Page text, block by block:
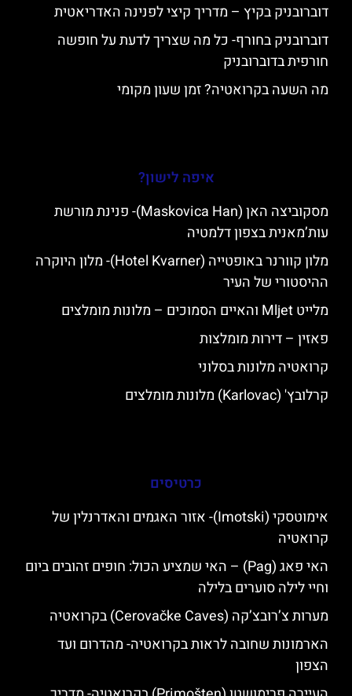
דוברובניק בקיץ – מדריך קיצי לפנינה האדריאטית
דוברובניק בחורף- כל מה שצריך לדעת על חופשה
חורפית בדוברובניק
מה השעה בקרואטיה? זמן שעון מקומי
איפה לישון?
מסקוביצה האן (Maskovica Han)- פנינת מורשת
עות’מאנית בצפון דלמטיה
מלון קוורנר באופטייה (Hotel Kvarner)- מלון היוקרה
ההיסטורי של העיר
מלייט Mljet והאיים הסמוכים – מלונות מומלצים
פאזין – דירות מומלצות
קרואטיה מלונות בסלוני
קרלובץ' (Karlovac) מלונות מומלצים
כרטיסים
אימוטסקי (Imotski)- אזור האגמים והאדרנלין של
קרואטיה
האי פאג (Pag) – האי שמציע הכול: חופים זהובים ביום
וחיי לילה סוערים בלילה
מערות צ’רובצ’קה (Cerovačke Caves) בקרואטיה
הארמונות שחובה לראות בקרואטיה- מהדרום ועד
הצפון